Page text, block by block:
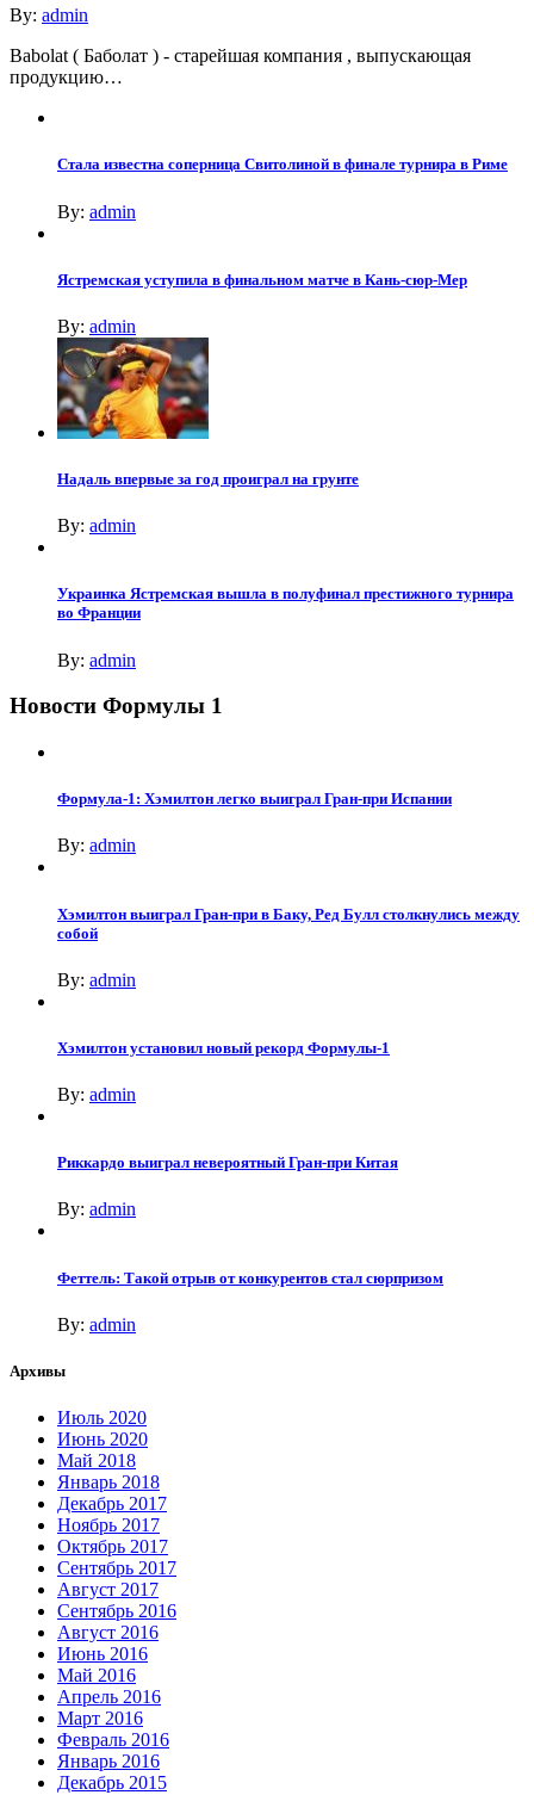
By: admin
Babolat ( Баболат ) - старейшая компания , выпускающая
продукцию…
Стала известна соперница Свитолиной в финале турнира в Риме
By: admin
Ястремская уступила в финальном матче в Кань-сюр-Мер
By: admin
Надаль впервые за год проиграл на грунте
By: admin
Украинка Ястремская вышла в полуфинал престижного турнира
во Франции
By: admin
Новости Формулы 1
Формула-1: Хэмилтон легко выиграл Гран-при Испании
By: admin
Хэмилтон выиграл Гран-при в Баку, Ред Булл столкнулись между
собой
By: admin
Хэмилтон установил новый рекорд Формулы-1
By: admin
Риккардо выиграл невероятный Гран-при Китая
By: admin
Феттель: Такой отрыв от конкурентов стал сюрпризом
By: admin
Архивы
Июль 2020
Июнь 2020
Май 2018
Январь 2018
Декабрь 2017
Ноябрь 2017
Октябрь 2017
Сентябрь 2017
Август 2017
Сентябрь 2016
Август 2016
Июнь 2016
Май 2016
Апрель 2016
Март 2016
Февраль 2016
Январь 2016
Декабрь 2015